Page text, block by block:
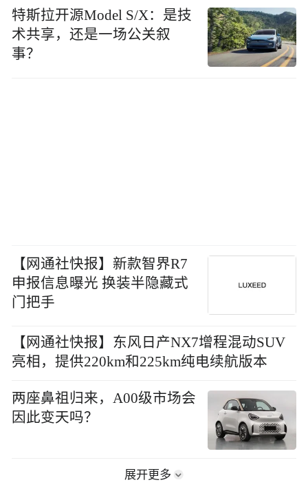
特斯拉开源Model S/X：是技
术共享，还是一场公关叙
事？
【网通社快报】新款智界R7
申报信息曝光 换装半隐藏式
门把手
【网通社快报】东风日产NX7增程混动SUV
亮相，提供220km和225km纯电续航版本
两座鼻祖归来，A00级市场会
因此变天吗？
展开更多